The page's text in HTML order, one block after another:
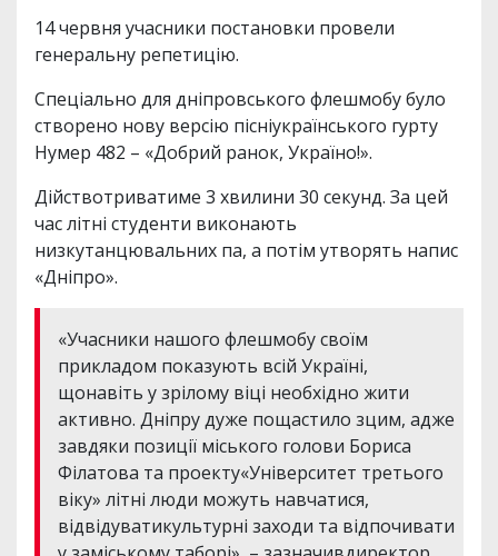
14 червня учасники постановки провели
генеральну репетицію.
Спеціально для дніпровського флешмобу було
створено нову версію пісніукраїнського гурту
Нумер 482 – «Добрий ранок, Україно!».
Дійствотриватиме 3 хвилини 30 секунд. За цей
час літні студенти виконають
низкутанцювальних па, а потім утворять напис
«Дніпро».
«Учасники нашого флешмобу своїм
прикладом показують всій Україні,
щонавіть у зрілому віці необхідно жити
активно. Дніпру дуже пощастило зцим, адже
завдяки позиції міського голови Бориса
Філатова та проекту«Університет третього
віку» літні люди можуть навчатися,
відвідуватикультурні заходи та відпочивати